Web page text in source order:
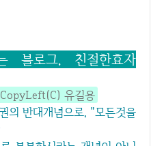
CopyLeft(C) 유길용